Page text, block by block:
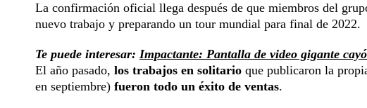
La confirmación oficial llega después de que miembros del
nuevo trabajo y preparando un tour mundial para final de 2022.
Te puede interesar: Impactante: Pantalla de video gigante
El año pasado, los trabajos en solitario que publicaron la
en septiembre) fueron todo un éxito de ventas.